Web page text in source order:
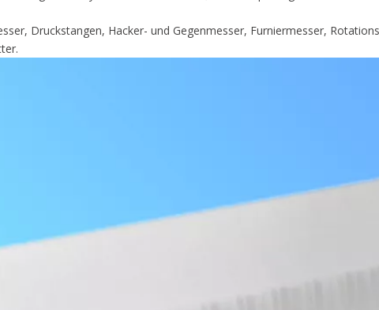
Druckstangen, Hacker- und Gegenmesser, Furniermesser,